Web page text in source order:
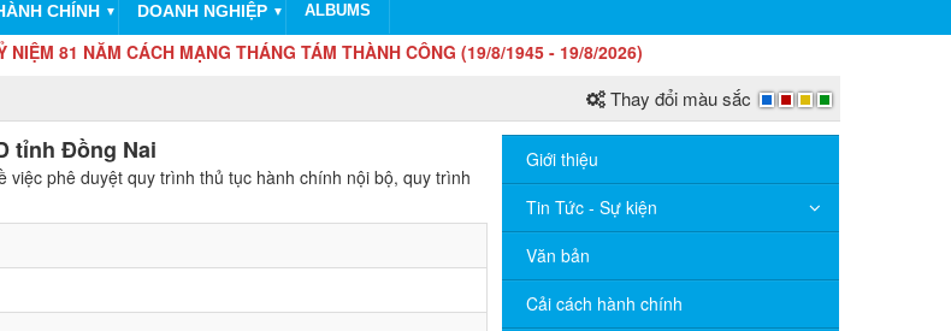
CHÍNH ▼ DOANH NGHIỆP ▼ ALBUMS
NĂM CÁCH MẠNG THÁNG TÁM THÀNH CÔNG (19/8/1945 - 19/8/2026)
Thay đổi màu sắc
tỉnh Đồng Nai
phê duyệt quy trình thủ tục hành chính nội bộ, quy trình
Giới thiệu
Tin Tức - Sự kiện
Văn bản
Cải cách hành chính